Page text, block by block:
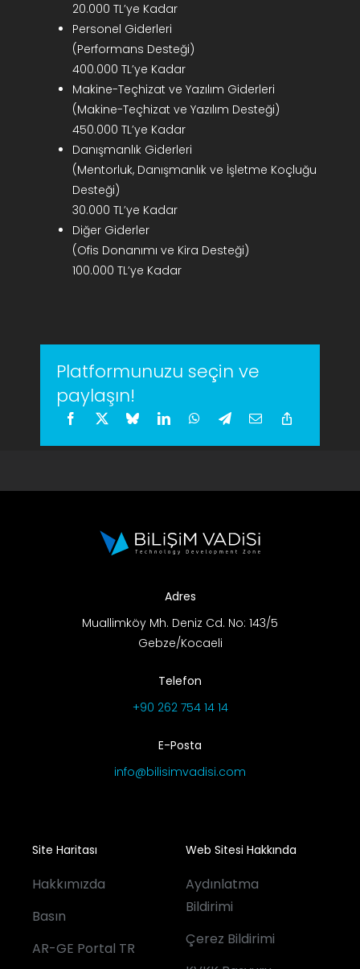
20.000 TL’ye Kadar
Personel Giderleri
(Performans Desteği)
400.000 TL’ye Kadar
Makine-Teçhizat ve Yazılım Giderleri
(Makine-Teçhizat ve Yazılım Desteği)
450.000 TL’ye Kadar
Danışmanlık Giderleri
(Mentorluk, Danışmanlık ve İşletme Koçluğu
Desteği)
30.000 TL’ye Kadar
Diğer Giderler
(Ofis Donanımı ve Kira Desteği)
100.000 TL’ye Kadar
Platformunuzu seçin ve
paylaşın!
Adres
Muallimköy Mh. Deniz Cd. No: 143/5
Gebze/Kocaeli
Telefon
+90 262 754 14 14
E-Posta
info@bilisimvadisi.com
Site Haritası
Hakkımızda
Basın
AR-GE Portal TR
Web Sitesi Hakkında
Aydınlatma
Bildirimi
Çerez Bildirimi